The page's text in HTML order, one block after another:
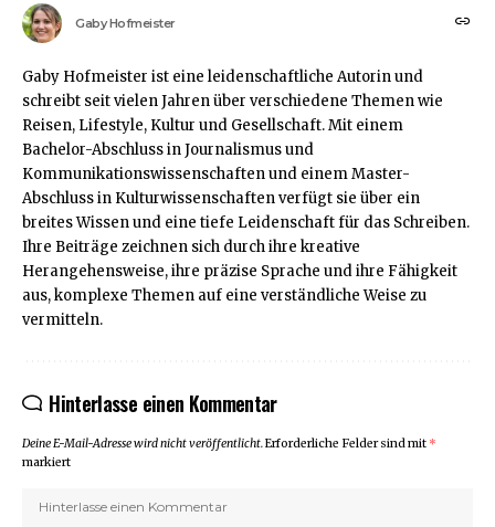
Gaby Hofmeister
Gaby Hofmeister ist eine leidenschaftliche Autorin und
schreibt seit vielen Jahren über verschiedene Themen wie
Reisen, Lifestyle, Kultur und Gesellschaft. Mit einem
Bachelor-Abschluss in Journalismus und
Kommunikationswissenschaften und einem Master-
Abschluss in Kulturwissenschaften verfügt sie über ein
breites Wissen und eine tiefe Leidenschaft für das Schreiben.
Ihre Beiträge zeichnen sich durch ihre kreative
Herangehensweise, ihre präzise Sprache und ihre Fähigkeit
aus, komplexe Themen auf eine verständliche Weise zu
vermitteln.
Hinterlasse einen Kommentar
Deine E-Mail-Adresse wird nicht veröffentlicht.Erforderliche Felder sind mit *
markiert